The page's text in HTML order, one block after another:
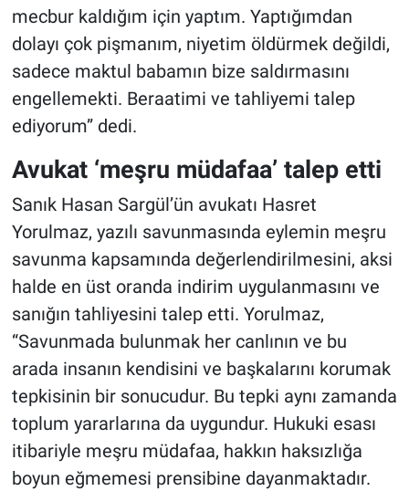
mecbur kaldığım için yaptım. Yaptığımdan
dolayı çok pişmanım, niyetim öldürmek değildi,
sadece maktul babamın bize saldırmasını
engellemekti. Beraatimi ve tahliyemi talep
ediyorum” dedi.
Avukat ‘meşru müdafaa’ talep etti
Sanık Hasan Sargül’ün avukatı Hasret
Yorulmaz, yazılı savunmasında eylemin meşru
savunma kapsamında değerlendirilmesini, aksi
halde en üst oranda indirim uygulanmasını ve
sanığın tahliyesini talep etti. Yorulmaz,
“Savunmada bulunmak her canlının ve bu
arada insanın kendisini ve başkalarını korumak
tepkisinin bir sonucudur. Bu tepki aynı zamanda
toplum yararlarına da uygundur. Hukuki esası
itibariyle meşru müdafaa, hakkın haksızlığa
boyun eğmemesi prensibine dayanmaktadır.